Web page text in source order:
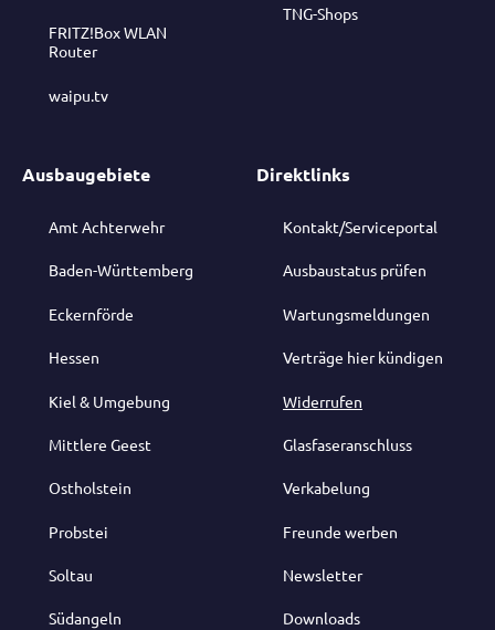
FRITZ!Box WLAN
Router
waipu.tv
TNG-Shops
Ausbaugebiete
Amt Achterwehr
Baden-Württemberg
Eckernförde
Hessen
Kiel & Umgebung
Mittlere Geest
Ostholstein
Probstei
Soltau
Südangeln
Direktlinks
Kontakt/Serviceportal
Ausbaustatus prüfen
Wartungsmeldungen
Verträge hier kündigen
Widerrufen
Glasfaseranschluss
Verkabelung
Freunde werben
Newsletter
Downloads